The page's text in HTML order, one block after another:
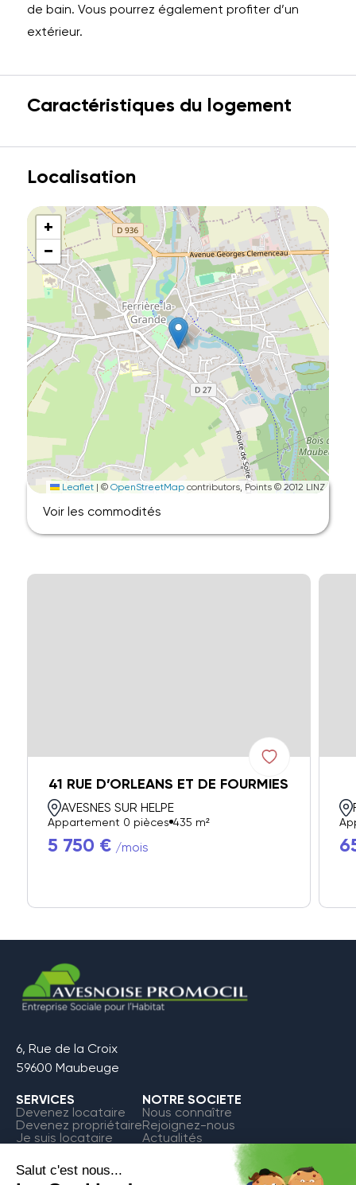
de bain. Vous pourrez également profiter d’un
extérieur.
Caractéristiques du logement
Localisation
+
−
Leaflet | ©OpenStreetMap contributors, Points © 2012 LINZ
Voir les commodités
41 RUE D’ORLEANS ET DE FOURMIES
AVESNES SUR HELPE
Appartement 0 pièces 435 m²
5 750 € /mois
6, Rue de la Croix
59600 Maubeuge
SERVICES
Devenez locataire
Devenez propriétaire
Je suis locataire
NOTRE SOCIETE
Nous connaître
Rejoignez-nous
Actualités